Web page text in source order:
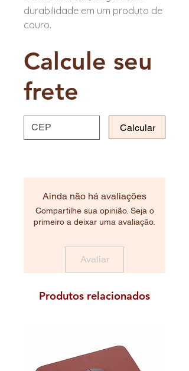
durabilidade em um produto de
couro.
Calcule seu
frete
Calcular
Ainda não há avaliações
Compartilhe sua opinião. Seja o
primeiro a deixar uma avaliação.
Avaliar
Produtos relacionados